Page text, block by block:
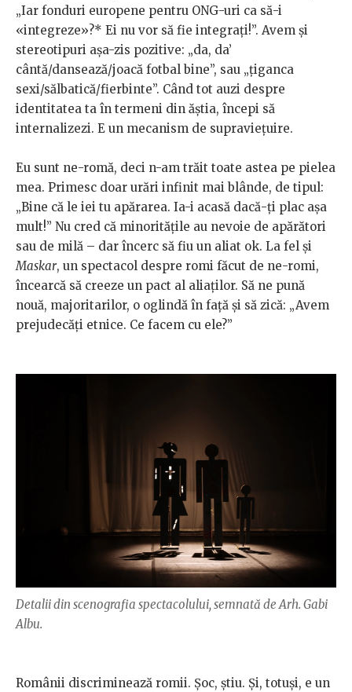
„Iar fonduri europene pentru ONG-uri ca să-i
«integreze»?* Ei nu vor să fie integrați!”. Avem și
stereotipuri așa-zis pozitive: „da, da’
cântă/dansează/joacă fotbal bine”, sau „țiganca
sexi/sălbatică/fierbinte”. Când tot auzi despre
identitatea ta în termeni din ăștia, începi să
internalizezi. E un mecanism de supraviețuire.
Eu sunt ne-romă, deci n-am trăit toate astea pe pielea
mea. Primesc doar urări infinit mai blânde, de tipul:
„Bine că le iei tu apărarea. Ia-i acasă dacă-ți plac așa
mult!” Nu cred că minoritățile au nevoie de apărători
sau de milă – dar încerc să fiu un aliat ok. La fel și
Maskar, un spectacol despre romi făcut de ne-romi,
încearcă să creeze un pact al aliaților. Să ne pună
nouă, majoritarilor, o oglindă în față și să zică: „Avem
prejudecăți etnice. Ce facem cu ele?”
Detalii din scenografia spectacolului, semnată de Arh. Gabi
Albu.
Românii discriminează romii. Șoc, știu. Și, totuși, e un